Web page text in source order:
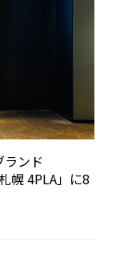
ランド
幌 4PLA」に8